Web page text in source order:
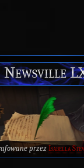
Newsville
przez Isabella